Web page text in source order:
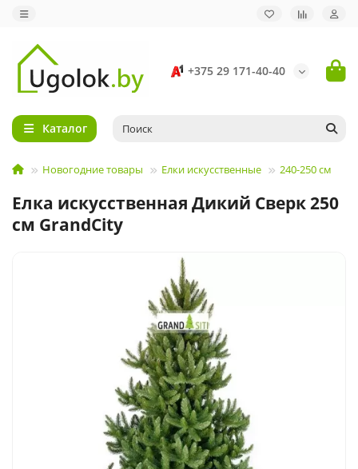
+375 29 171-40-40
Каталог
Новогодние товары Елки искусственные 240-250 см
Елка искусственная Дикий Сверк 250
см GrandCity